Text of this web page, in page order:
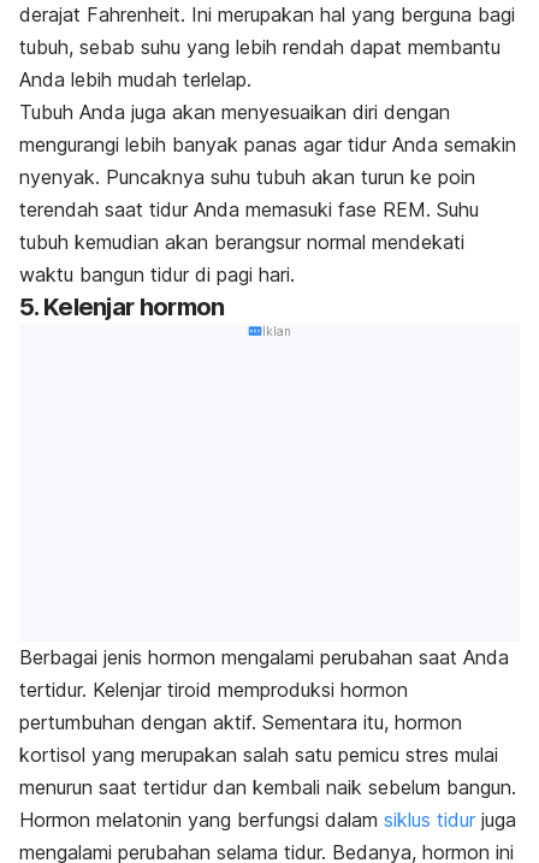
derajat Fahrenheit. Ini merupakan hal yang berguna bagi
tubuh, sebab suhu yang lebih rendah dapat membantu
Anda lebih mudah terlelap.
Tubuh Anda juga akan menyesuaikan diri dengan
mengurangi lebih banyak panas agar tidur Anda semakin
nyenyak. Puncaknya suhu tubuh akan turun ke poin
terendah saat tidur Anda memasuki fase REM. Suhu
tubuh kemudian akan berangsur normal mendekati
waktu bangun tidur di pagi hari.
5. Kelenjar hormon
Iklan
Berbagai jenis hormon mengalami perubahan saat Anda
tertidur. Kelenjar tiroid memproduksi hormon
pertumbuhan dengan aktif. Sementara itu, hormon
kortisol yang merupakan salah satu pemicu stres mulai
menurun saat tertidur dan kembali naik sebelum bangun.
Hormon melatonin yang berfungsi dalam siklus tidur juga
mengalami perubahan selama tidur. Bedanya, hormon ini